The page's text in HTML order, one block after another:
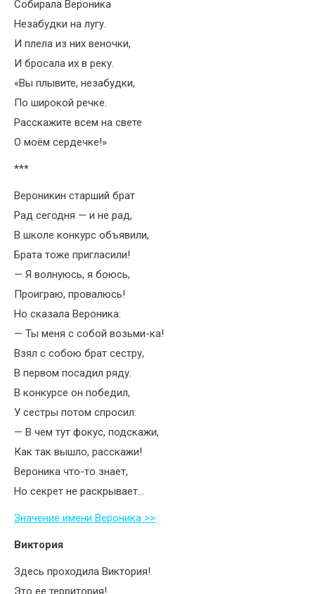
Собирала Вероника
Незабудки на лугу.
И плела из них веночки,
И бросала их в реку.
«Вы плывите, незабудки,
По широкой речке.
Расскажите всем на свете
О моём сердечке!»
***
Вероникин старший брат
Рад сегодня — и не рад,
В школе конкурс объявили,
Брата тоже пригласили!
— Я волнуюсь, я боюсь,
Проиграю, провалюсь!
Но сказала Вероника:
— Ты меня с собой возьми-ка!
Взял с собою брат сестру,
В первом посадил ряду.
В конкурсе он победил,
У сестры потом спросил:
— В чем тут фокус, подскажи,
Как так вышло, расскажи!
Вероника что-то знает,
Но секрет не раскрывает…
Значение имени Вероника >>
Виктория
Здесь проходила Виктория!
Это ее территория!